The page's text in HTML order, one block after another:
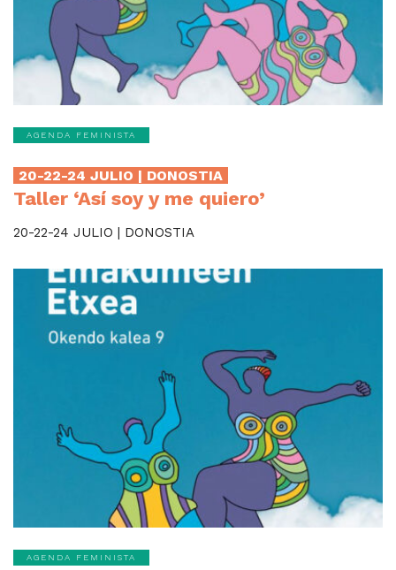
AGENDA FEMINISTA
20-22-24 JULIO | DONOSTIA
Taller ‘Así soy y me quiero’
20-22-24 JULIO | DONOSTIA
AGENDA FEMINISTA